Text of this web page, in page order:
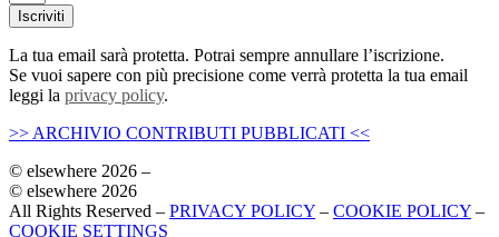
Iscriviti
La tua email sarà protetta. Potrai sempre annullare l’iscrizione.
Se vuoi sapere con più precisione come verrà protetta la tua email
leggi la privacy policy.
>> ARCHIVIO CONTRIBUTI PUBBLICATI <<
© elsewhere 2026 –
© elsewhere 2026
All Rights Reserved – PRIVACY POLICY – COOKIE POLICY –
COOKIE SETTINGS